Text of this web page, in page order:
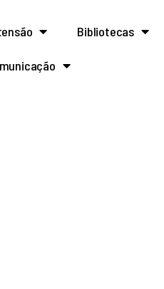
Bibliotecas